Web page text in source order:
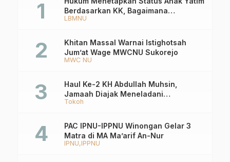
LBMNU
Berdasarkan KK, Bagaimana
Ketentuannya?
MWC NU
Khitan Massal Warnai Istighotsah
Jum’at Wage MWCNU Sukorejo
Tokoh
Haul Ke-2 KH Abdullah Muhsin,
Jamaah Diajak Meneladani
Keistiqamahan
IPNU IPPNU
PAC IPNU-IPPNU Winongan Gelar 3
Matra di MA Ma’arif An-Nur